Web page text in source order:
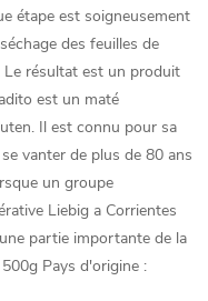
étape est soigneusement
des feuilles de
résultat est un produit
est un maté
Il est connu pour sa
vanter de plus de 80 ans
un groupe
Liebig a Corrientes
partie importante de la
Pays d'origine :